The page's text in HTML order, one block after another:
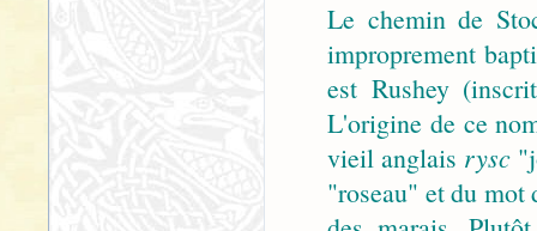
Le chemin de
improprement
est Rushey
L'origine de ce
vieil anglais rysc
"roseau" et du